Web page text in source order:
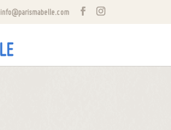
info@parismabelle.com